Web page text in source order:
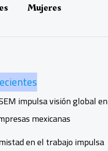
Mujeres
impulsa visión global en
mexicanas
en el trabajo impulsa